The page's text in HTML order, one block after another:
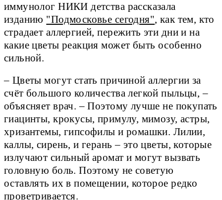
иммунолог НИКИ детства рассказала
изданию "Подмосковье сегодня", как тем, кто
страдает аллергией, пережить эти дни и на
какие цветы реакция может быть особенно
сильной.
– Цветы могут стать причиной аллергии за
счёт большого количества легкой пыльцы, –
объясняет врач. – Поэтому лучше не покупать
гиацинты, крокусы, примулу, мимозу, астры,
хризантемы, гипсофилы и ромашки. Лилии,
каллы, сирень, и герань – это цветы, которые
излучают сильный аромат и могут вызвать
головную боль. Поэтому не советую
оставлять их в помещении, которое редко
проветривается.